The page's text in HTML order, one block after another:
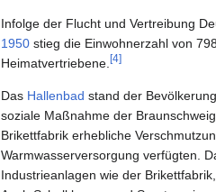
Infolge der Flucht und Vertreibung
1950 stieg die Einwohnerzahl von
Heimatvertriebene. [4]
Das Hallenbad stand der
soziale Maßnahme der
Brikettfabrik erhebliche
Warmwasserversorgung verfügten.
Industrieanlagen wie der